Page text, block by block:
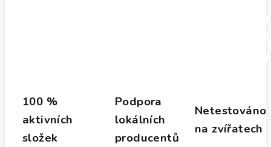
100 %
aktivních
složek
Podpora
lokálních
producentů
Netestováno
na zvířatech